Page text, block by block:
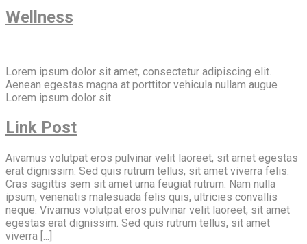
Wellness
Lorem ipsum dolor sit amet, consectetur adipiscing elit.
Aenean egestas magna at porttitor vehicula nullam augue
Lorem ipsum dolor sit.
Link Post
Aivamus volutpat eros pulvinar velit laoreet, sit amet egestas
erat dignissim. Sed quis rutrum tellus, sit amet viverra felis.
Cras sagittis sem sit amet urna feugiat rutrum. Nam nulla
ipsum, venenatis malesuada felis quis, ultricies convallis
neque. Vivamus volutpat eros pulvinar velit laoreet, sit amet
egestas erat dignissim. Sed quis rutrum tellus, sit amet
viverra [...]